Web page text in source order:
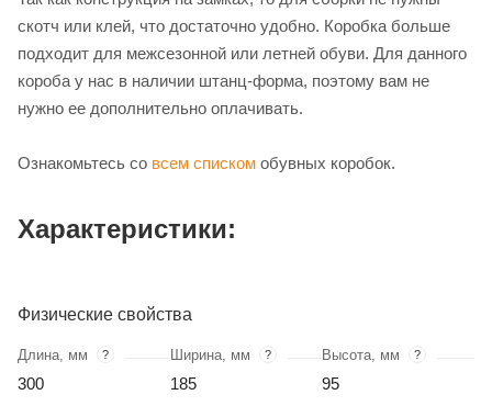
скотч или клей, что достаточно удобно. Коробка больше
подходит для межсезонной или летней обуви. Для данного
короба у нас в наличии штанц-форма, поэтому вам не
нужно ее дополнительно оплачивать.
Ознакомьтесь со всем списком обувных коробок.
Характеристики:
Физические свойства
Длина, мм ?
300
Ширина, мм ?
185
Высота, мм ?
95